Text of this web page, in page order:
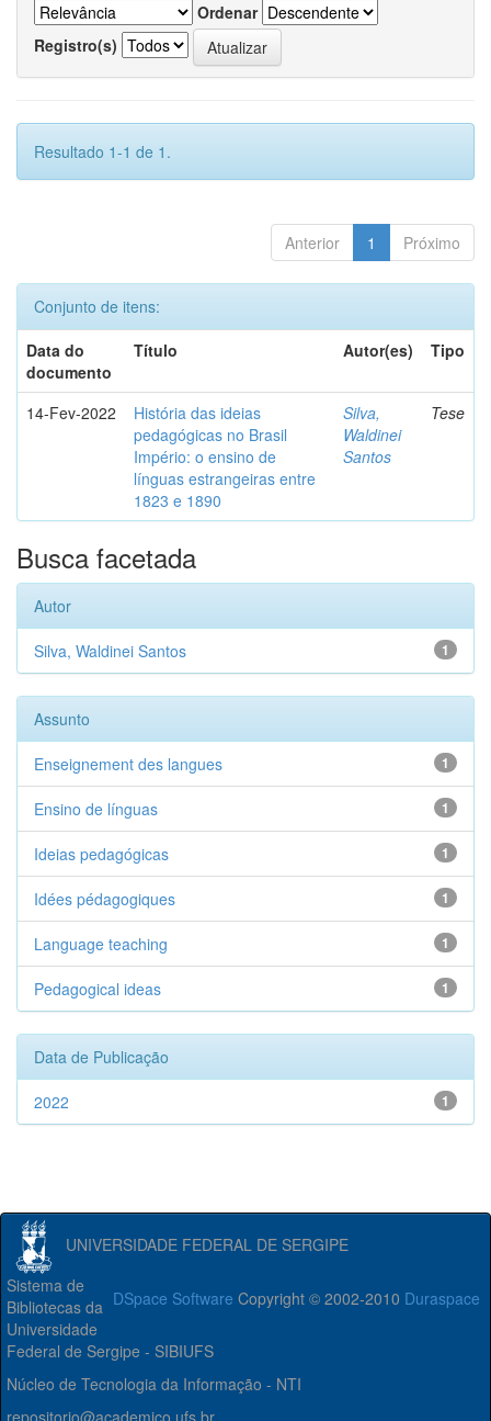
Ordenar
Registro(s)
Resultado 1-1 de 1.
Anterior 1 Próximo
Conjunto de itens:
Data do
documento
Título Autor(es) Tipo
14-Fev-2022
História das ideias
pedagógicas no Brasil
Império: o ensino de
línguas estrangeiras entre
1823 e 1890
Silva,
Waldinei
Santos
Tese
Busca facetada
Autor
1
Silva, Waldinei Santos
Assunto
1
Enseignement des langues
1
Ensino de línguas
1
Ideias pedagógicas
1
Idées pédagogiques
1
Language teaching
1
Pedagogical ideas
Data de Publicação
1
2022
UNIVERSIDADE FEDERAL DE SERGIPE
DSpace Software Copyright © 2002-2010 Duraspace
Sistema de
Bibliotecas da
Universidade
Federal de Sergipe - SIBIUFS
Núcleo de Tecnologia da Informação - NTI
repositorio@academico.ufs.br